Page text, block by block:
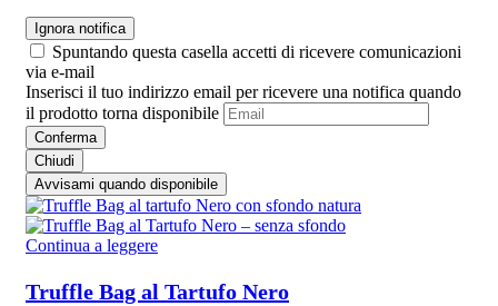
Ignora notifica
Spuntando questa casella accetti di ricevere comunicazioni
via e-mail
Inserisci il tuo indirizzo email per ricevere una notifica quando
il prodotto torna disponibile
Conferma
Chiudi
Avvisami quando disponibile
Continua a leggere
Truffle Bag al Tartufo Nero